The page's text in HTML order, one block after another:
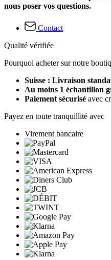
nous poser vos questions.
Contact
Qualité vérifiée
Pourquoi acheter sur notre
Suisse : Livraison
Au moins 1 échantillon
Paiement sécurisé avec
Payez en toute tranquillité avec
Virement bancaire